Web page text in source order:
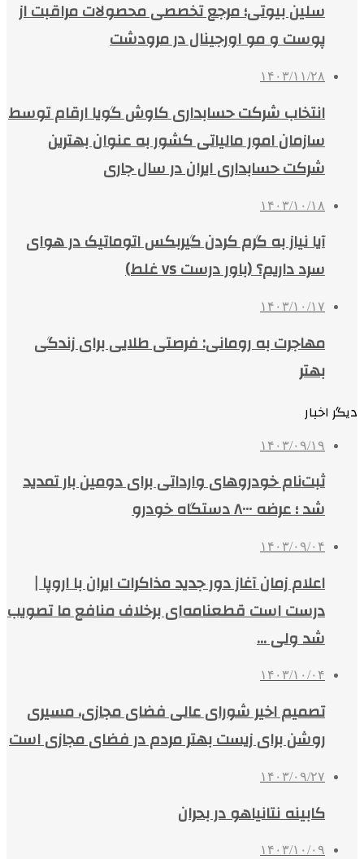
سلین بیوتی؛ مرجع تخصصی محصولات مراقبت از
پوست و مو اورجینال در مرودشت
۱۴۰۳/۱۱/۲۸
انتخاب شرکت حسابداری کاوش گویا ارقام توسط
سازمان امور مالیاتی کشور به عنوان بهترین
شرکت حسابداری ایران در سال جاری
۱۴۰۳/۱۰/۱۸
آیا نیاز به گرم کردن گیربکس اتوماتیک در هوای
سرد داریم؟ (باور درست vs غلط)
۱۴۰۳/۱۰/۱۷
مهاجرت به رومانی: فرصتی طلایی برای زندگی
بهتر
دیگر اخبار
۱۴۰۳/۰۹/۱۹
ثبت‌نام خودروهای وارداتی برای دومین بار تمدید
شد ؛ عرضه ٨٠٠٠ دستگاه خودرو
۱۴۰۳/۰۹/۰۴
اعلام زمان آغاز دور جدید مذاکرات ایران با اروپا |
درست است قطعنامه‌ای برخلاف منافع ما تصویب
شد ولی …
۱۴۰۳/۱۰/۰۴
تصمیم اخیر شورای عالی فضای مجازی، مسیری
روشن برای زیست بهتر مردم در فضای مجازی است
۱۴۰۳/۰۹/۲۷
کابینه نتانیاهو در بحران
۱۴۰۳/۱۰/۰۹